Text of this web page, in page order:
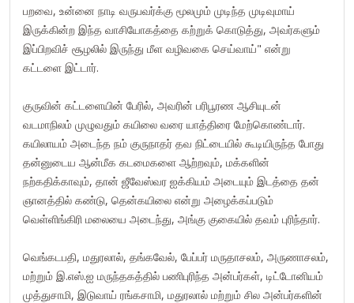
பறவை, உன்னை நாடி வருபவர்க்கு மூலமும் முடிந்த முடிவுமாய்
இருக்கின்ற இந்த வாசியோகத்தை கற்றுக் கொடுத்து, அவர்களும்
இப்பிறவிச் சூழலில் இருந்து மீள வழிவகை செய்வாய்" என்று
கட்டளை இட்டார்.
குருவின் கட்டளையின் பேரில், அவரின் பரிபூரண ஆசியுடன்
வடமாநிலம் முழுவதும் கயிலை வரை யாத்திரை மேற்கொண்டார்.
கயிலாயம் அடைந்த நம் குருநாதர் தவ நிட்டையில் கூடியிருந்த போது
தன்னுடைய ஆன்மீக கடமைகளை ஆற்றவும், மக்களின்
நற்கதிக்காவும், தான் ஜீவேஸ்வர ஐக்கியம் அடையும் இடத்தை தன்
ஞானத்தில் கண்டு, தென்கயிலை என்று அழைக்கப்படும்
வெள்ளிங்கிரி மலையை அடைந்து, அங்கு குகையில் தவம் புரிந்தார்.
வெங்கடபதி, மதுரலால், தங்கவேல், பேப்பர் மருதாசலம், அருணாசலம்,
மற்றும் இ.எஸ்.ஐ மருந்தகத்தில் பணிபுரிந்த அன்பர்கள், டிட்டோனியம்
முத்துசாமி, இடுவாய் ரங்கசாமி, மதுரலால் மற்றும் சில அன்பர்களின்